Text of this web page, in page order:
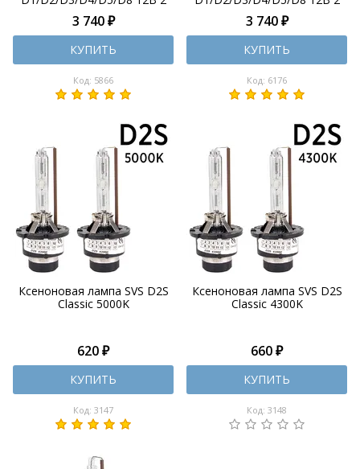
шт
3 740 ₽
КУПИТЬ
Код: 5866
шт
3 740 ₽
КУПИТЬ
Код: 6176
Ксеноновая лампа SVS D2S
Classic 5000K
620 ₽
КУПИТЬ
Код: 3147
Ксеноновая лампа SVS D2S
Classic 4300K
660 ₽
КУПИТЬ
Код: 3148